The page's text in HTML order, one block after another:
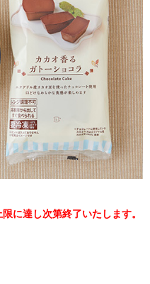
に達し次第終了いたします。